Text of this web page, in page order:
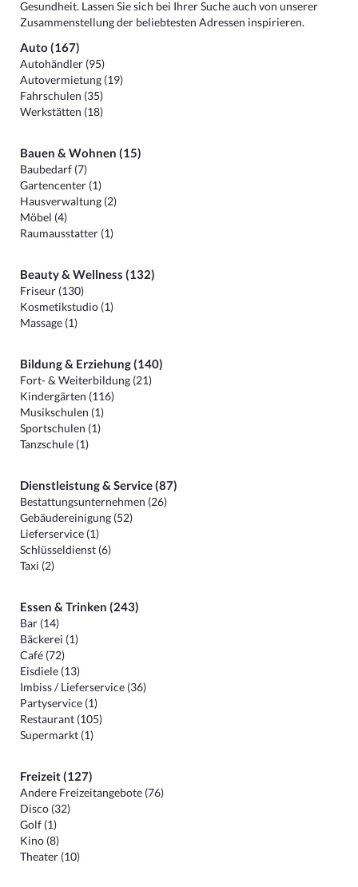
Gesundheit. Lassen Sie sich bei Ihrer Suche auch von unserer
Zusammenstellung der beliebtesten Adressen inspirieren.
Auto (167)
Autohändler (95)
Autovermietung (19)
Fahrschulen (35)
Werkstätten (18)
Bauen & Wohnen (15)
Baubedarf (7)
Gartencenter (1)
Hausverwaltung (2)
Möbel (4)
Raumausstatter (1)
Beauty & Wellness (132)
Friseur (130)
Kosmetikstudio (1)
Massage (1)
Bildung & Erziehung (140)
Fort- & Weiterbildung (21)
Kindergärten (116)
Musikschulen (1)
Sportschulen (1)
Tanzschule (1)
Dienstleistung & Service (87)
Bestattungsunternehmen (26)
Gebäudereinigung (52)
Lieferservice (1)
Schlüsseldienst (6)
Taxi (2)
Essen & Trinken (243)
Bar (14)
Bäckerei (1)
Café (72)
Eisdiele (13)
Imbiss / Lieferservice (36)
Partyservice (1)
Restaurant (105)
Supermarkt (1)
Freizeit (127)
Andere Freizeitangebote (76)
Disco (32)
Golf (1)
Kino (8)
Theater (10)